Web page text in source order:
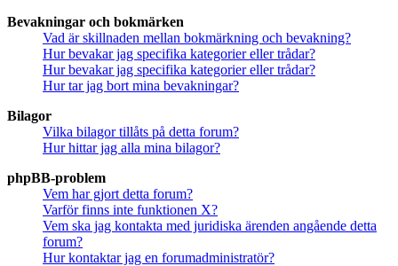
Bevakningar och bokmärken
Vad är skillnaden mellan bokmärkning och bevakning?
Hur bevakar jag specifika kategorier eller trådar?
Hur bevakar jag specifika kategorier eller trådar?
Hur tar jag bort mina bevakningar?
Bilagor
Vilka bilagor tillåts på detta forum?
Hur hittar jag alla mina bilagor?
phpBB-problem
Vem har gjort detta forum?
Varför finns inte funktionen X?
Vem ska jag kontakta med juridiska ärenden angående detta
forum?
Hur kontaktar jag en forumadministratör?